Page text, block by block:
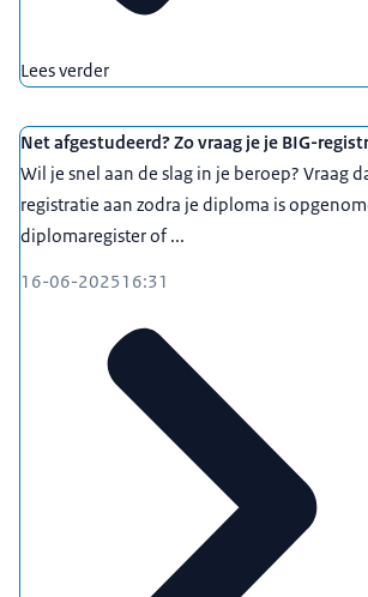
Lees verder
Net afgestudeerd? Zo vraag je je BIG-
Wil je snel aan de slag in je beroep? Vraag
registratie aan zodra je diploma is
diplomaregister of ...
16-06-202516:31